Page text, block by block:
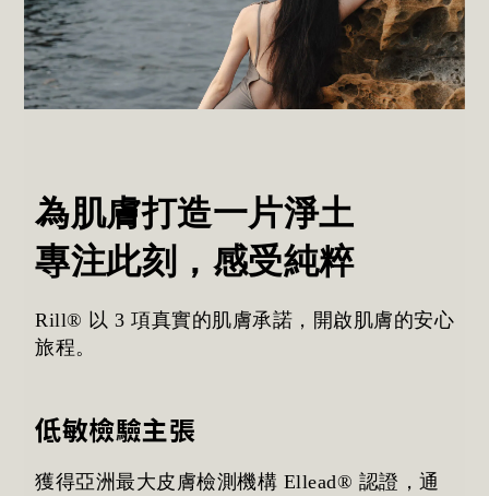
為肌膚打造一片淨土
專注此刻，感受純粹
Rill® 以 3 項真實的肌膚承諾，開啟肌膚的安心
旅程。
低敏檢驗主張
獲得亞洲最大皮膚檢測機構 Ellead® 認證，通